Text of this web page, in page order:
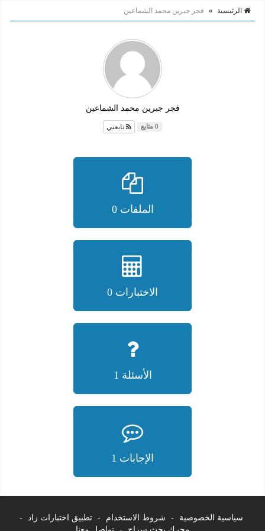
الرئيسية » فجر جبرين محمد الشماعين
فجر جبرين محمد الشماعين
0 متابع تابعني
الملفات 0
الاختبارات 0
الأسئلة 1
الإجابات 1
سياسية الخصوصية - شروط الاستخدام - تطبيق اختبارات زاد
-